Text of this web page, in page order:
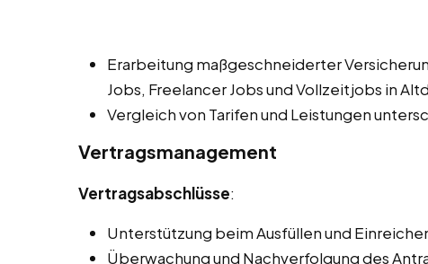
Erarbeitung maßgeschneiderter
Jobs, Freelancer Jobs und Vollzeitjobs in
Vergleich von Tarifen und Leistungen
Vertragsmanagement
Vertragsabschlüsse:
Unterstützung beim Ausfüllen und
Überwachung und Nachverfolgung des